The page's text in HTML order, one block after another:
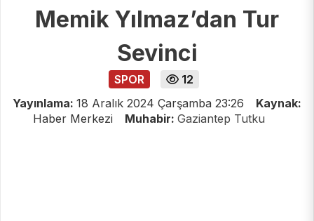
Memik Yılmaz’dan Tur
Sevinci
SPOR
12
Yayınlama: 18 Aralık 2024 Çarşamba 23:26
Kaynak:
Haber Merkezi
Muhabir: Gaziantep Tutku